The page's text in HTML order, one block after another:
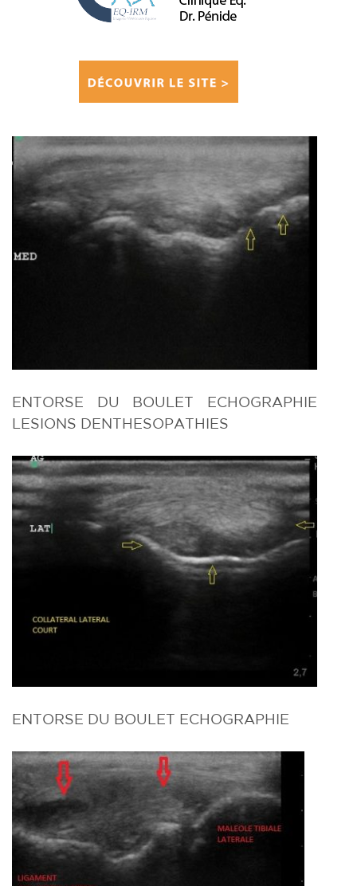
ENTORSE DU BOULET ECHOGRAPHIE
LESIONS DENTHESOPATHIES
ENTORSE DU BOULET ECHOGRAPHIE